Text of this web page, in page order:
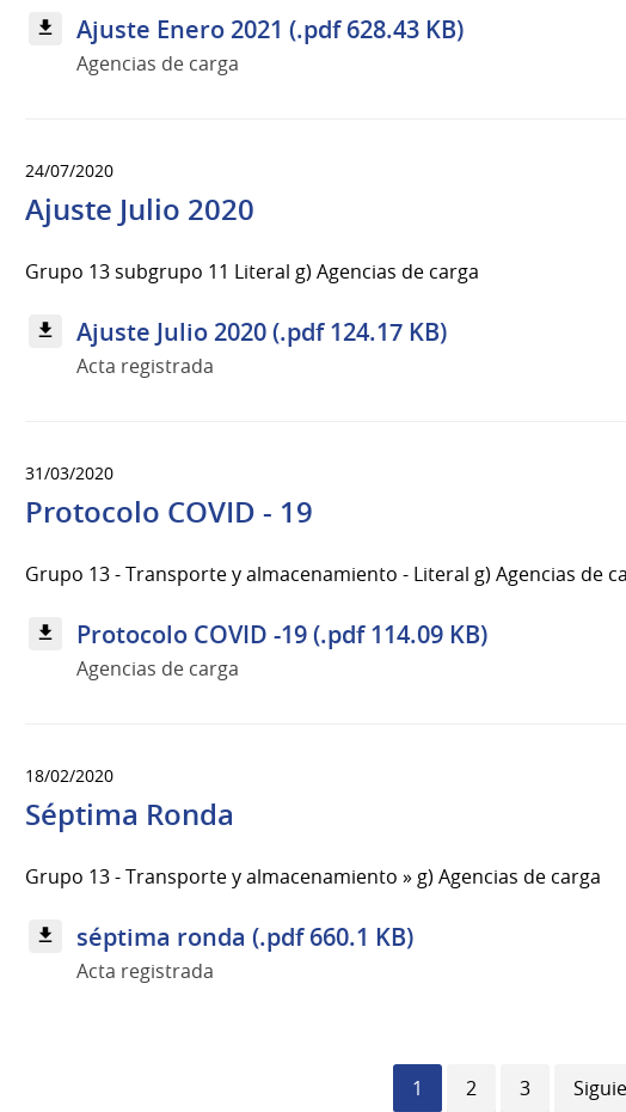
Ajuste Enero 2021 (.pdf 628.43 KB)
Agencias de carga
24/07/2020
Ajuste Julio 2020
Grupo 13 subgrupo 11 Literal g) Agencias de carga
Ajuste Julio 2020 (.pdf 124.17 KB)
Acta registrada
31/03/2020
Protocolo COVID - 19
Grupo 13 - Transporte y almacenamiento - Literal g) Agencias de
Protocolo COVID -19 (.pdf 114.09 KB)
Agencias de carga
18/02/2020
Séptima Ronda
Grupo 13 - Transporte y almacenamiento » g) Agencias de carga
séptima ronda (.pdf 660.1 KB)
Acta registrada
Página
1 Página
2 Página
3